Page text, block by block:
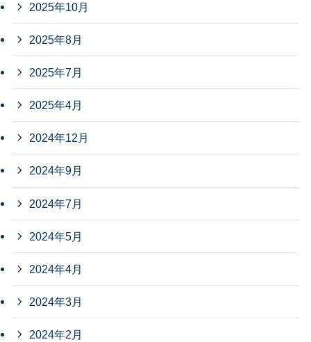
2025年10月
2025年8月
2025年7月
2025年4月
2024年12月
2024年9月
2024年7月
2024年5月
2024年4月
2024年3月
2024年2月